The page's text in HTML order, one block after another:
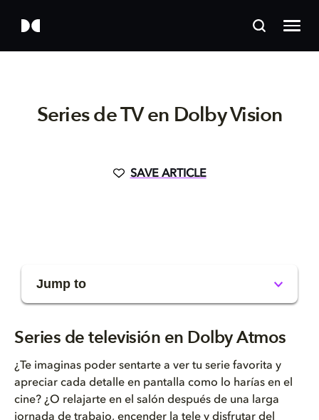
Series de TV en Dolby Vision
SAVE ARTICLE
Jump to
Series de televisión disponibl...
Series de televisión en Dolby Atmos
¿Te imaginas poder sentarte a ver tu serie favorita y
apreciar cada detalle en pantalla como lo harías en el
cine? ¿O relajarte en el salón después de una larga
jornada de trabajo, encender la tele y disfrutar del